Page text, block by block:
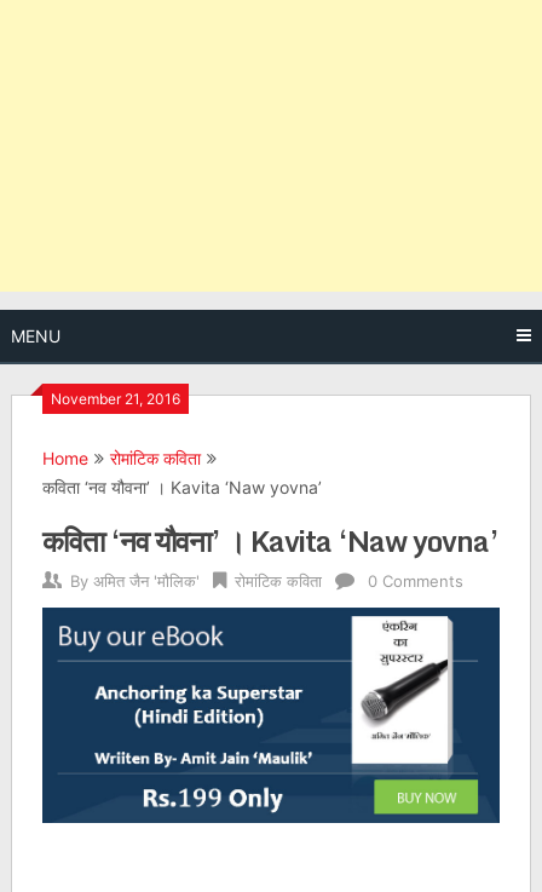
MENU
November 21, 2016
Home
रोमांटिक कविता
कविता ‘नव यौवना’ । Kavita ‘Naw yovna’
कविता ‘नव यौवना’ । Kavita ‘Naw yovna’
By अमित जैन 'मौलिक' रोमांटिक कविता 0 Comments